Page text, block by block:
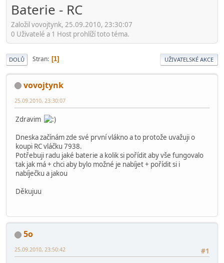
Baterie - RC
Založil vovojtynk, 25.09.2010, 23:30:07
0 Uživatelé a 1 Host prohlíží toto téma.
DOLŮ Stran 1 UŽIVATELSKÉ AKCE
vovojtynk
25.09.2010, 23:30:07
Zdravim
Dneska začínám zde své první vlákno a to protože uvažuji o
koupi RC vláčku 7938.
Potřebuji radu jaké baterie a kolik si pořídit aby vše fungovalo
tak jak má + chci aby bylo možné je nabíjet + pořídit si i
nabíječku a jakou
Děkujuu
5o
#1
25.09.2010, 23:50:42